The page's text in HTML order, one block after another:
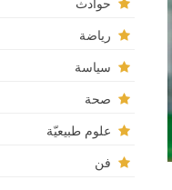
حوادث
رياضة
سياسة
صحة
علوم طبيعيّة
فن